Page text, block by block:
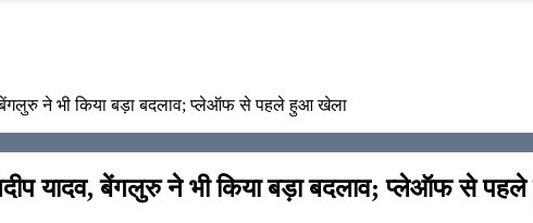
ने भी किया बड़ा बदलाव; प्लेऑफ से पहले हुआ खेला
यादव, बेंगलुरु ने भी किया बड़ा बदलाव; प्लेऑफ से